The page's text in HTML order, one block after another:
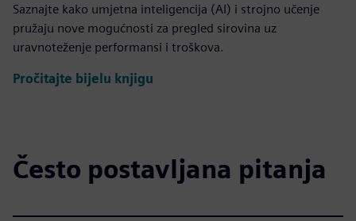
Saznajte kako umjetna inteligencija (AI) i strojno učenje
pružaju nove mogućnosti za pregled sirovina uz
uravnoteženje performansi i troškova.
Pročitajte bijelu knjigu
Često postavljana pitanja